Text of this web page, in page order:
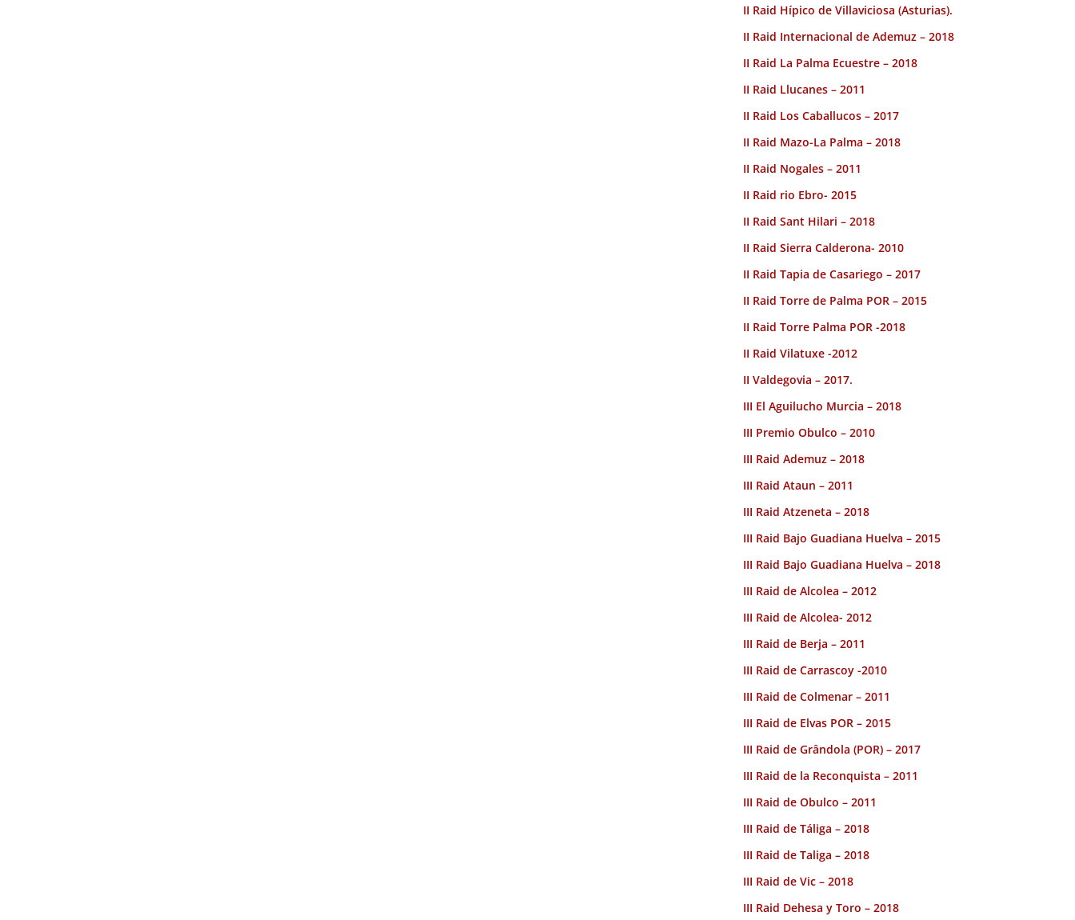
II Raid Hípico de Villaviciosa (Asturias).
II Raid Internacional de Ademuz – 2018
II Raid La Palma Ecuestre – 2018
II Raid Llucanes – 2011
II Raid Los Caballucos – 2017
II Raid Mazo-La Palma – 2018
II Raid Nogales – 2011
II Raid rio Ebro- 2015
II Raid Sant Hilari – 2018
II Raid Sierra Calderona- 2010
II Raid Tapia de Casariego – 2017
II Raid Torre de Palma POR – 2015
II Raid Torre Palma POR -2018
II Raid Vilatuxe -2012
II Valdegovia – 2017.
III El Aguilucho Murcia – 2018
III Premio Obulco – 2010
III Raid Ademuz – 2018
III Raid Ataun – 2011
III Raid Atzeneta – 2018
III Raid Bajo Guadiana Huelva – 2015
III Raid Bajo Guadiana Huelva – 2018
III Raid de Alcolea – 2012
III Raid de Alcolea- 2012
III Raid de Berja – 2011
III Raid de Carrascoy -2010
III Raid de Colmenar – 2011
III Raid de Elvas POR – 2015
III Raid de Grândola (POR) – 2017
III Raid de la Reconquista – 2011
III Raid de Obulco – 2011
III Raid de Táliga – 2018
III Raid de Taliga – 2018
III Raid de Vic – 2018
III Raid Dehesa y Toro – 2018